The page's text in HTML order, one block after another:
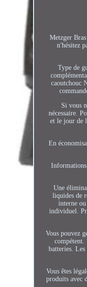
Metzger
n'hésitez
Type de
caoutchouc
Si vous
nécessaire.
et le jour de
En
Informations
Une
liquides de
interne
individuel.
Vous pouvez
compétent.
batteries.
Vous êtes
produits avec